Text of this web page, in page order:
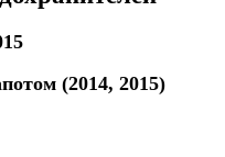
(2014, 2015)